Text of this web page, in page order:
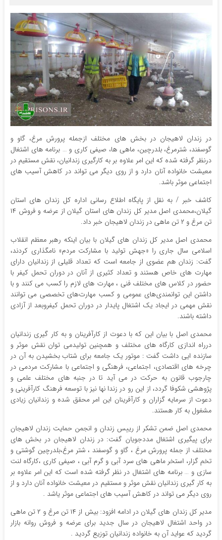
در زندان لاهیجان در بخش های مختلف ازجمله پرورش مرغ، گاو و
گوسفند، شترمرغ، بلدرچین، ماهی ها، صیفی کاری و … برنامه های اشتغال
درنظر گرفته شده که این امر علاوه بر به کارگیری زندانیان، نقش مستقیم در
معیشت خانواده آنان دارد و از روی دیگر می تواند در کاهش آسیب های
اجتماعی موثر باشد.
کاشف خبر / به نقل از پایگاه اطلاع رسانی اداره کل زندان های استان
گیلان،محمدی اصل مدیر کل زندان های استان گیلان از عرضه و فروش ۱۴
تن مرغ و ۲ تن ماهی در زندان لاهیجان خبر داد.
محمدی اصل مدیر کل زندان های گیلان با بیان اینکه رهبر معظم انقلاب
اسلامی سال جاری را «جهش تولید با مشارکت مردم» نامگذاری کردند،
گفت: زندان هم عضوی از جامعه است که تعداد قلیلی از زندانیان دارای
مهارت های خاص هستند و تعداد کثیری از آنان در دوران تحمل کیفر با
حضور در کلاس های مختلف فنی ، مهارت های لازم را کسب می کنند و با
داشتن این توانمندی‌های عمومی و کسب مهارت‌های تخصصی می توانند
نقش مهمی در ایجاد یک اشتغال پایدار در دوران تحمل کیفروبعد از آزادی
داشته باشند.
محمدی اصل با بیان این که با دعوت از کارآفرینان و به کار گیری زندانیان
درراه اندازی کارگاه های مختلف و همچنین تولیدمی توان نقش موثر و
سازنده ایی داشت گفت : موتور یک جامعه برای شتاب بخشیدن به آن در
چرخه های اقتصادی، اجتماعی، فرهنگی و اجتماعی با مشارکت مردمی در
چارجوب قانون به حرکت در می آید تا در جنبه های مختلف علمی و
پژوهشی شکوفا گردد، از این رو در زندا نها نیز با توسعه فرهنگ کارآفرینی و
دعوت از سرمایه گزاران و کارآفرینان این امر محقق شده و زندانیان زیادی
مشغول به کار هستند.
محمدی اصل ضمن تشکر از رییس زندان و انجمن حمایت زندان لاهیجان
برای پیگیری اشتغال مددجویان گفت: در زندان لاهیجان در بخش های
مختلف از جمله پرورش مرغ ، گاو و گوسفند ، شتر مرغ،بلدرچین گوشتی و
تخم گزار، استخر ماهی های سرد آبی و گرم آبی ، صیفی کاری ،کارگاه لنت
سازی و … برنامه های اشتغال در نظر گرفته شده است که این امر علاوه بر
به کار گیری زندانیان نقش موثر و مستقیم در معیشت خانواده آنان دارد و از
روی دیگر می تواند در کاهش آسیب های اجتماعی موثر یاشد .
مدیر کل زندان های گیلان در ادامه افزود: بیش از ۱۴ تن مرغ و ۲ تن ماهی
در واحد اشتغال لاهیجان در سال جدید برای عرضه و فروش روانه بازار
گردید که عواید آن به خانواده زندانیان توزیع گردید .